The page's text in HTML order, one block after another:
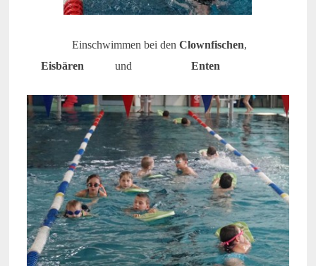
Einschwimmen bei den Clownfischen,
Eisbären und Enten